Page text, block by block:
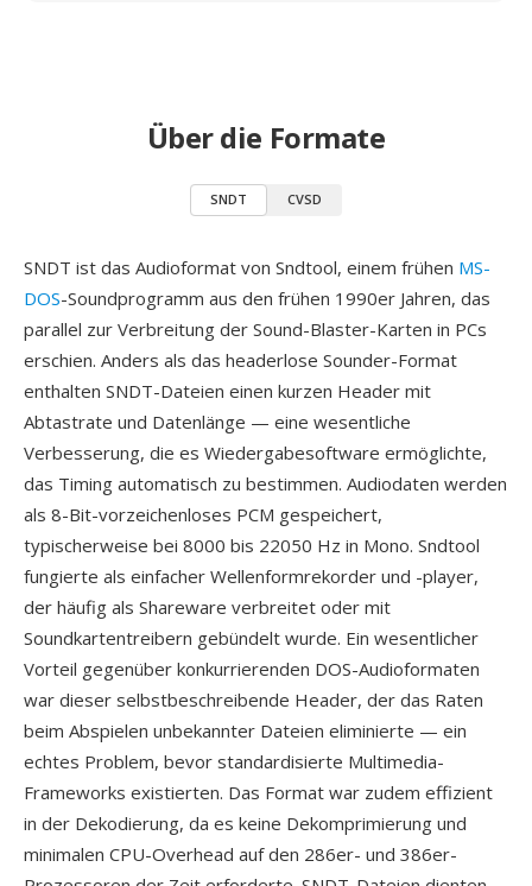
Über die Formate
SNDT CVSD
SNDT ist das Audioformat von Sndtool, einem frühen MS-
DOS-Soundprogramm aus den frühen 1990er Jahren, das
parallel zur Verbreitung der Sound-Blaster-Karten in PCs
erschien. Anders als das headerlose Sounder-Format
enthalten SNDT-Dateien einen kurzen Header mit
Abtastrate und Datenlänge — eine wesentliche
Verbesserung, die es Wiedergabesoftware ermöglichte,
das Timing automatisch zu bestimmen. Audiodaten werden
als 8-Bit-vorzeichenloses PCM gespeichert,
typischerweise bei 8000 bis 22050 Hz in Mono. Sndtool
fungierte als einfacher Wellenformrekorder und -player,
der häufig als Shareware verbreitet oder mit
Soundkartentreibern gebündelt wurde. Ein wesentlicher
Vorteil gegenüber konkurrierenden DOS-Audioformaten
war dieser selbstbeschreibende Header, der das Raten
beim Abspielen unbekannter Dateien eliminierte — ein
echtes Problem, bevor standardisierte Multimedia-
Frameworks existierten. Das Format war zudem effizient
in der Dekodierung, da es keine Dekomprimierung und
minimalen CPU-Overhead auf den 286er- und 386er-